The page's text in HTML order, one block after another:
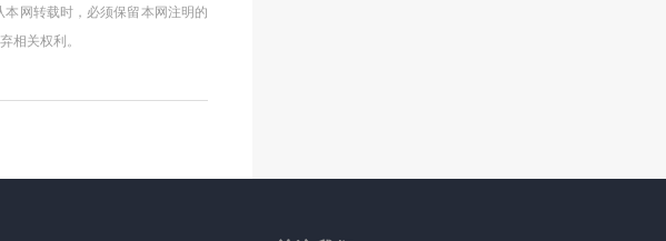
网转载时，必须保留本网注明的
相关权利。